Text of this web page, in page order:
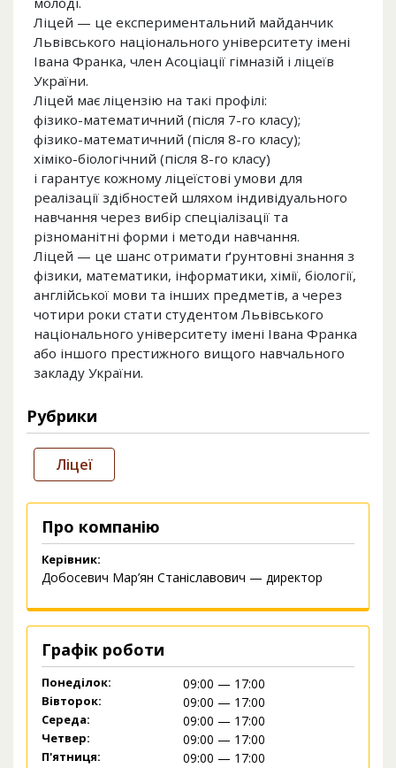
Ліцей — це експериментальний майданчик
Львівського національного університету імені
Івана Франка, член Асоціації гімназій і ліцеїв
України.
Ліцей має ліцензію на такі профілі:
фізико-математичний (після 7-го класу);
фізико-математичний (після 8-го класу);
хіміко-біологічний (після 8-го класу)
і гарантує кожному ліцеїстові умови для
реалізації здібностей шляхом індивідуального
навчання через вибір спеціалізації та
різноманітні форми і методи навчання.
Ліцей — це шанс отримати ґрунтовні знання з
фізики, математики, інформатики, хімії, біології,
англійської мови та інших предметів, а через
чотири роки стати студентом Львівського
національного університету імені Івана Франка
або іншого престижного вищого навчального
закладу України.
Рубрики
Ліцеї
Про компанію
Керівник:
Добосевич Мар’ян Станіславович — директор
Графік роботи
Понеділок: 09:00 — 17:00
Вівторок: 09:00 — 17:00
Середа: 09:00 — 17:00
Четвер: 09:00 — 17:00
П'ятниця: 09:00 — 17:00